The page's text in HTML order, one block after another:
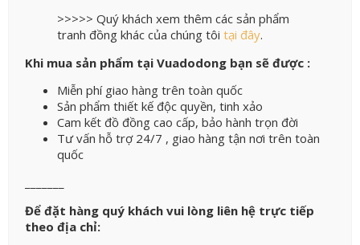
>>>>> Quý khách xem thêm các sản phẩm
tranh đồng khác của chúng tôi tại đây.
Khi mua sản phẩm tại Vuadodong bạn sẽ được :
Miễn phí giao hàng trên toàn quốc
Sản phẩm thiết kế độc quyền, tinh xảo
Cam kết đồ đồng cao cấp, bảo hành trọn đời
Tư vấn hỗ trợ 24/7 , giao hàng tận nơi trên toàn
quốc
Để đặt hàng quý khách vui lòng liên hệ trực tiếp
theo địa chỉ: